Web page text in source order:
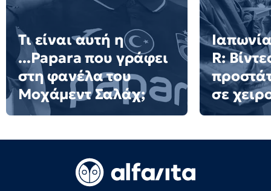
Τι είναι αυτή η
...Papara που γράφει
στη φανέλα του
Μοχάμεντ Σαλάχ;
R:
σε